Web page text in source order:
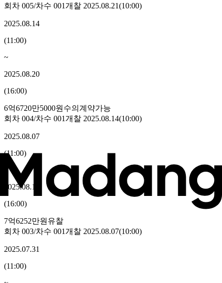
회차 005/차수 001개찰 2025.08.21(10:00)
2025.08.14
(11:00)
~
2025.08.20
(16:00)
6억6720만5000원 수의계약가능
회차 004/차수 001개찰 2025.08.14(10:00)
2025.08.07
(11:00)
2025.08.13
(16:00)
7억6252만원 유찰
회차 003/차수 001개찰 2025.08.07(10:00)
2025.07.31
(11:00)